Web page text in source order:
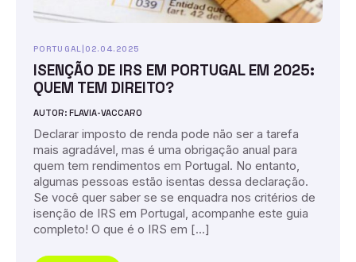
PORTUGAL 02.04.2025
ISENÇÃO DE IRS EM PORTUGAL EM 2025:
QUEM TEM DIREITO?
AUTOR: FLAVIA-VACCARO
Declarar imposto de renda pode não ser a tarefa
mais agradável, mas é uma obrigação anual para
quem tem rendimentos em Portugal. No entanto,
algumas pessoas estão isentas dessa declaração.
Se você quer saber se se enquadra nos critérios de
isenção de IRS em Portugal, acompanhe este guia
completo! O que é o IRS em […]